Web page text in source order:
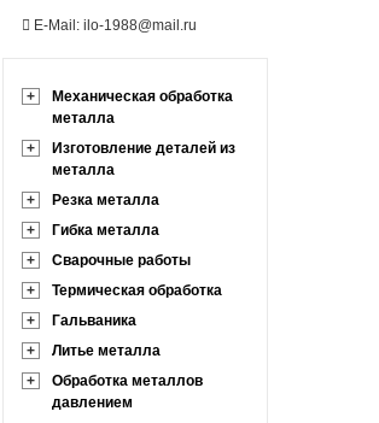
E-Mail: ilo-1988@mail.ru
+
Механическая обработка
металла
+
Изготовление деталей из
металла
+
Резка металла
+
Гибка металла
+
Сварочные работы
+
Термическая обработка
+
Гальваника
+
Литье металла
+
Обработка металлов
давлением